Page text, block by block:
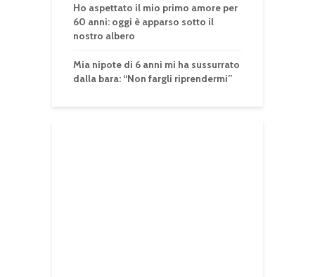
Ho aspettato il mio primo amore per
60 anni: oggi è apparso sotto il
nostro albero
Mia nipote di 6 anni mi ha sussurrato
dalla bara: “Non fargli riprendermi”